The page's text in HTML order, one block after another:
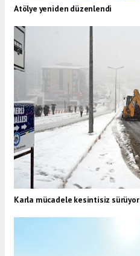
Atölye yeniden düzenlendi
Karla mücadele kesintisiz sürüyor